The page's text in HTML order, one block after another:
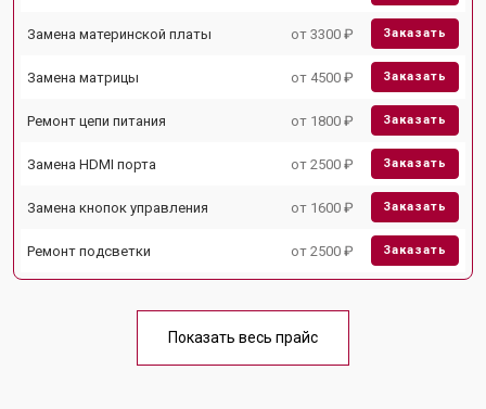
Замена материнской платы от 3300 ₽ Заказать
Замена матрицы от 4500 ₽ Заказать
Ремонт цепи питания от 1800 ₽ Заказать
Замена HDMI порта от 2500 ₽ Заказать
Замена кнопок управления от 1600 ₽ Заказать
Ремонт подсветки от 2500 ₽ Заказать
Показать весь прайс